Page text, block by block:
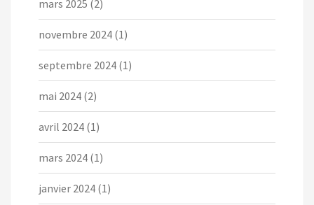
mars 2025 (2)
novembre 2024 (1)
septembre 2024 (1)
mai 2024 (2)
avril 2024 (1)
mars 2024 (1)
janvier 2024 (1)